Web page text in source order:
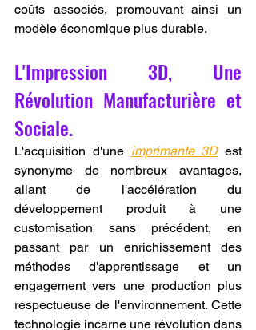
coûts associés, promouvant ainsi un
modèle économique plus durable.
L'Impression 3D, Une
Révolution Manufacturière et
Sociale.
L'acquisition d'une imprimante 3D est
synonyme de nombreux avantages,
allant de l'accélération du
développement produit à une
customisation sans précédent, en
passant par un enrichissement des
méthodes d'apprentissage et un
engagement vers une production plus
respectueuse de l'environnement. Cette
technologie incarne une révolution dans